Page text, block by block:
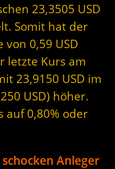
23,3505 USD
Somit hat der
0,59 USD
letzte Kurs am
23,9150 USD im
USD) höher.
auf 0,80% oder
Anleger